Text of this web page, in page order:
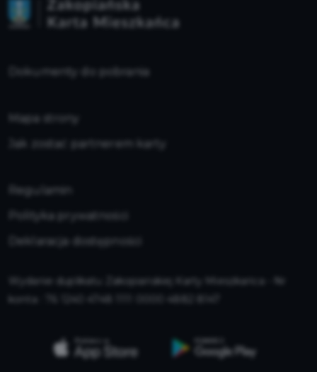
Dokumenty do pobrania
Mapa strony
Jak zostać partnerem karty
Regulamin
Polityka prywatności
Deklaracja dostępności
Wydanie duplikatu Zakopiańskiej Karty Mieszkańca - Nr